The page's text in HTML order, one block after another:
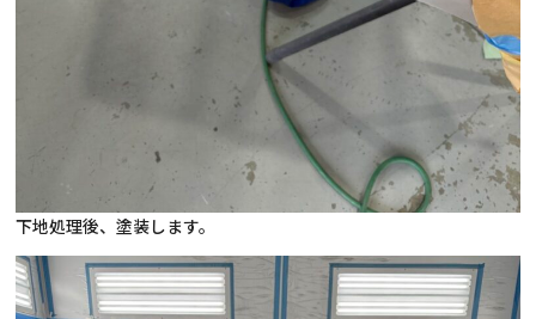
下地処理後、塗装します。